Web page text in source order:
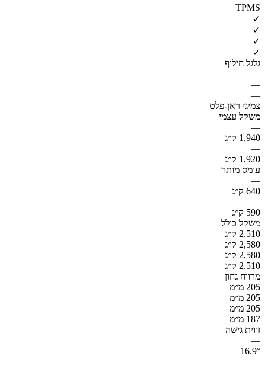
TPMS
✓
✓
✓
✓
גלגל חילוף
—
—
—
צמיגי ראן-פלט
משקל עצמי
—
1,940 ק״ג
—
1,920 ק״ג
עומס מותר
—
640 ק״ג
—
590 ק״ג
משקל כולל
2,510 ק״ג
2,580 ק״ג
2,580 ק״ג
2,510 ק״ג
מרווח גחון
205 מ״מ
205 מ״מ
205 מ״מ
187 מ״מ
זווית גישה
—
16.9°
—